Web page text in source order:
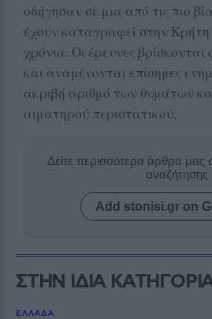
οδήγησαν σε μια από τις πιο
έχουν καταγραφεί στην
χρόνια. Οι έρευνες βρίσκονται
και αναμένονται επίσημες
ακριβή αριθμό των θυμάτων
αιματηρού περιστατικού.
Δείτε περισσότερα άρθρα μας
αναζήτησης
Add stonisi.gr on
ΣΤΗΝ ΙΔΙΑ
ΕΛΛΑΔΑ